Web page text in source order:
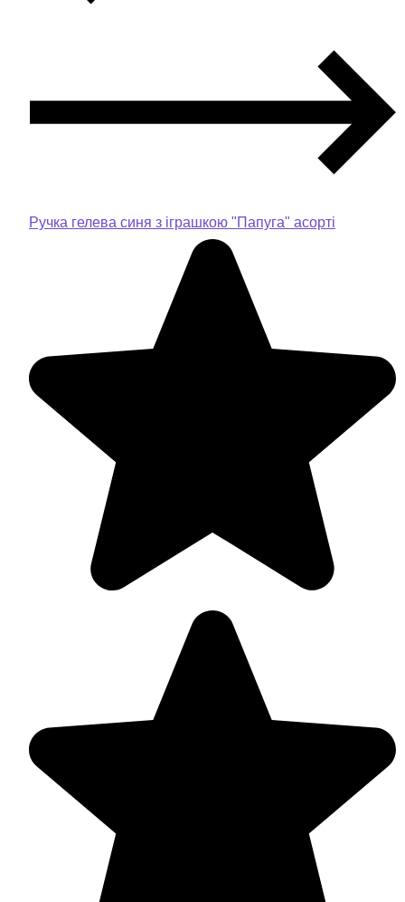
Ручка гелева синя з іграшкою "Папуга" асорті